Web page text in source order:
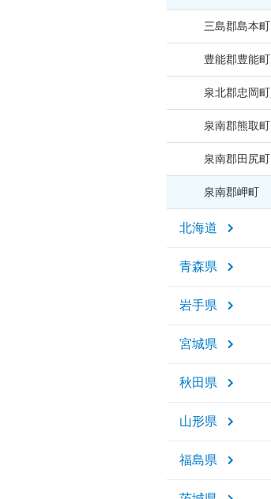
三島郡島本町
豊能郡豊能町
泉北郡忠岡町
泉南郡熊取町
泉南郡田尻町
泉南郡岬町
北海道
青森県
岩手県
宮城県
秋田県
山形県
福島県